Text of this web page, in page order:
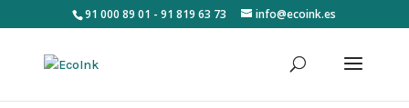
91 000 89 01 - 91 819 63 73 info@ecoink.es